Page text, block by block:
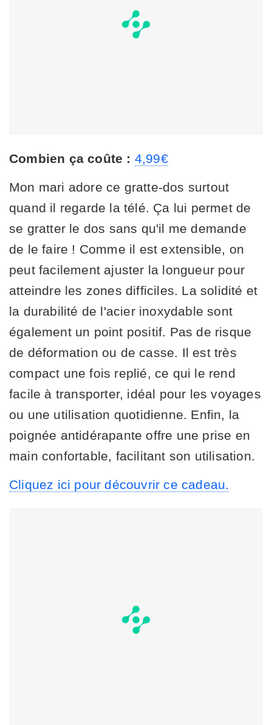
Combien ça coûte : 4,99€
Mon mari adore ce gratte-dos surtout
quand il regarde la télé. Ça lui permet de
se gratter le dos sans qu'il me demande
de le faire ! Comme il est extensible, on
peut facilement ajuster la longueur pour
atteindre les zones difficiles. La solidité et
la durabilité de l'acier inoxydable sont
également un point positif. Pas de risque
de déformation ou de casse. Il est très
compact une fois replié, ce qui le rend
facile à transporter, idéal pour les voyages
ou une utilisation quotidienne. Enfin, la
poignée antidérapante offre une prise en
main confortable, facilitant son utilisation.
Cliquez ici pour découvrir ce cadeau.